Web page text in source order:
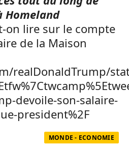
Homeland
on lire sur le compte
de la Maison
realDonaldTrump/
devoile-son-salaire-
president%2F
MONDE - ECONOMIE